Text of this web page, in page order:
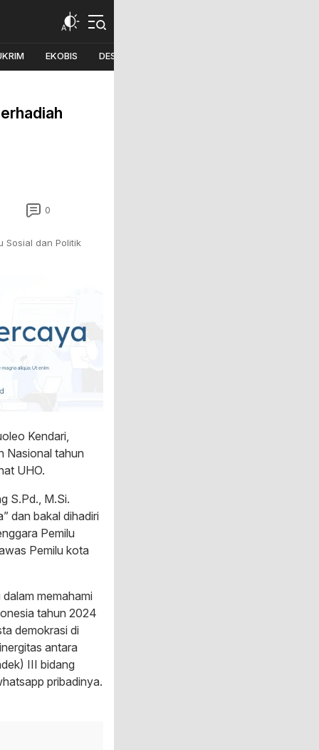
EKOBIS DESA
0
Sosial dan Politik
Kendari,
Nasional tahun
UHO.
S.Pd., M.Si.
dan bakal dihadiri
Pemilu
Pemilu kota
memahami
tahun 2024
demokrasi di
antara
III bidang
pribadinya.